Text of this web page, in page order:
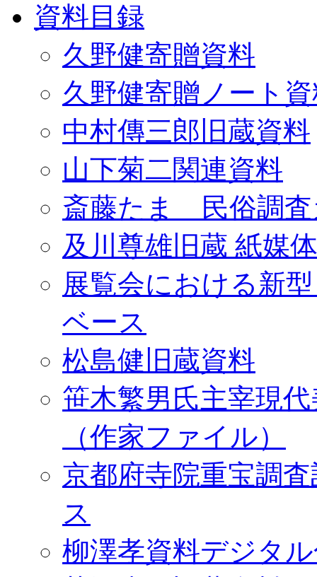
資料目録
久野健寄贈資料
久野健寄贈ノート
中村傳三郎旧蔵資料
山下菊二関連資料
斎藤たま 民俗調査
及川尊雄旧蔵 紙媒
展覧会における新
ベース
松島健旧蔵資料
笹木繁男氏主宰現
（作家ファイル）
京都府寺院重宝調
ス
柳澤孝資料デジタ